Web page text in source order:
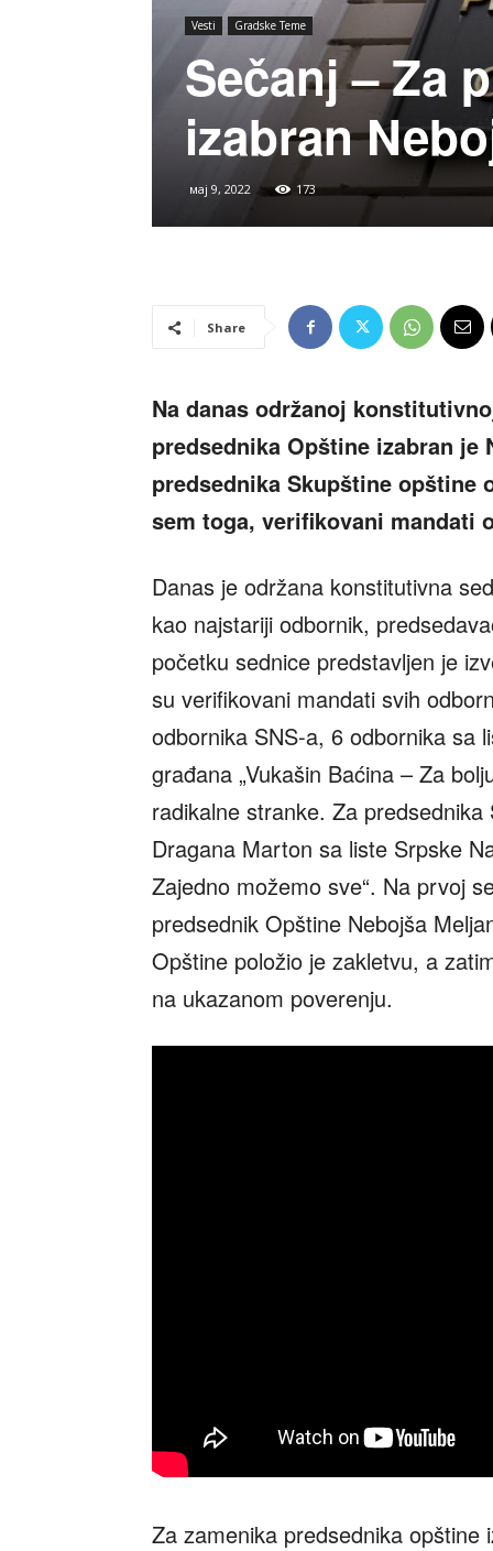
Vesti Gradske Teme
Sečanj – Za
izabran
мај 9, 2022 173
Share
Na danas održanoj
predsednika Opštine izabran je
predsednika Skupštine opštine
sem toga, verifikovani mandati
Danas je održana konstitutivna
kao najstariji odbornik,
početku sednice predstavljen je
su verifikovani mandati svih
odbornika SNS-a, 6 odbornika sa
građana „Vukašin Baćina – Za
radikalne stranke. Za
Dragana Marton sa liste Srpske
Zajedno možemo sve“. Na prvoj
predsednik Opštine Nebojša
Opštine položio je zakletvu, a
na ukazanom poverenju.
Za zamenika predsednika